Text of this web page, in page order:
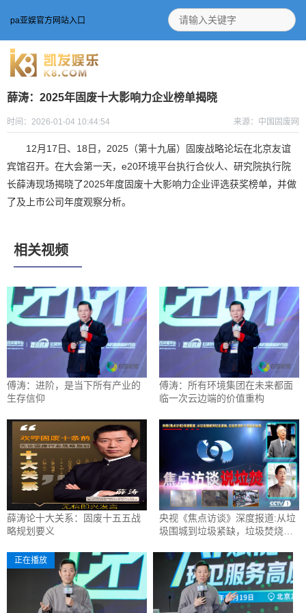
pa亚娱官方网站入口
薛涛：2025年固废十大影响力企业榜单揭晓
时间：2026-01-04 10:44:54 来源：中国固废网
12月17日、18日，2025（第十九届）固废战略论坛在北京友谊
宾馆召开。在大会第一天， e20环境平台执行合伙人、研究院执行院
长薛涛现场揭晓了2025年度固废十大影响力企业评选获奖榜单， 并做
了及上市公司年度观察分析。
相关视频
傅涛：进阶，是当下所有产业的
生存信仰
傅涛：所有环境集团在未来都面
临一次云边端的价值重构
薛涛论十大关系：固废十五五战
略规划要义
央视《焦点访谈》深度报道:从垃
圾围城到垃圾紧缺，垃圾焚烧吃
正在播放